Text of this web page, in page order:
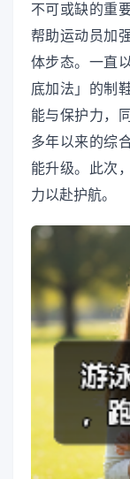
不可或缺的重
帮助运动员加
体步态。一直
底加法」的制
能与保护力，
多年以来的综
能升级。此次
力以赴护航。